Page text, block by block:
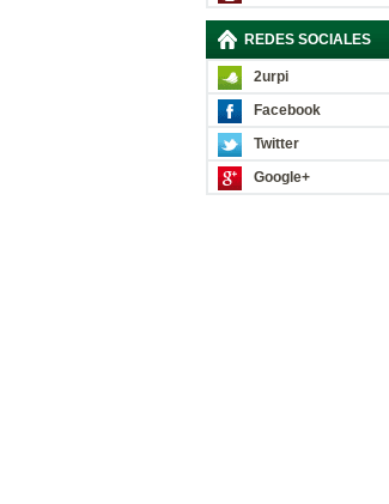
REDES SOCIALES
2urpi
Facebook
Twitter
Google+